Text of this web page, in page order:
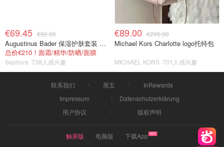
€69.45 €92.95
Augustinus Bader 保湿护肤套装 TFC8®
总价€210！面霜/精华/防晒/面膜
Sephora 738人感兴趣
€89.00 €295.00
Michael Kors Charlotte logo托特包
MICHAEL KORS 701人感兴趣
联系我们 黑五
InRewards
Impressum
Datenschutzerklärung
用户协议
版权声明
触屏版 电脑版
下载App